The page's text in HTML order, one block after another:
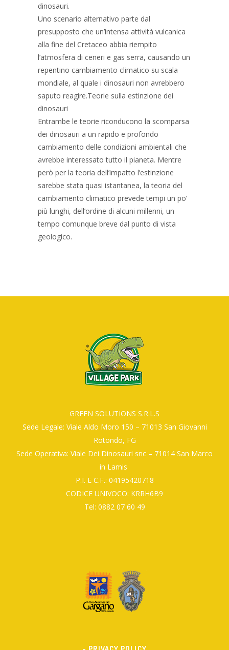
dinosauri.
Uno scenario alternativo parte dal
presupposto che un’intensa attività vulcanica
alla fine del Cretaceo abbia riempito
l’atmosfera di ceneri e gas serra, causando un
repentino cambiamento climatico su scala
mondiale, al quale i dinosauri non avrebbero
saputo reagire.Teorie sulla estinzione dei
dinosauri
Entrambe le teorie riconducono la scomparsa
dei dinosauri a un rapido e profondo
cambiamento delle condizioni ambientali che
avrebbe interessato tutto il pianeta. Mentre
però per la teoria dell’impatto l’estinzione
sarebbe stata quasi istantanea, la teoria del
cambiamento climatico prevede tempi un po’
più lunghi, dell’ordine di alcuni millenni, un
tempo comunque breve dal punto di vista
geologico.
GREEN SOLUTIONS S.R.L.S
Sede Legale: Viale Aldo Moro 150 – 71013 San Giovanni
Rotondo, FG
Sede Operativa: Viale Dei Dinosauri snc – 71014 San Marco
in Lamis
P.I. E C.F.: 04195420718
CODICE UNIVOCO: KRRH6B9
Tel: 0882 07 60 49